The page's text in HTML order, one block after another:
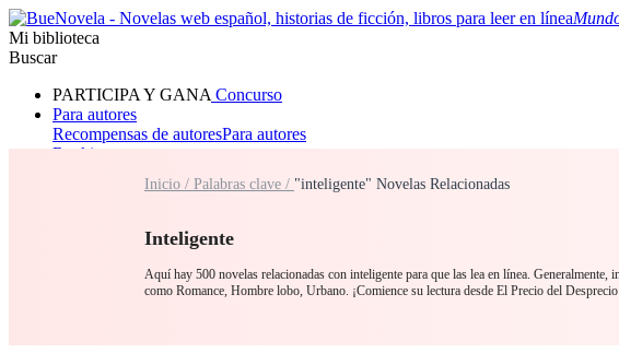
Mi biblioteca
Buscar
PARTICIPA Y GANA Concurso
Para autores
Recompensas de autoresPara autores
Ranking
RomanceHombre lobo
Inicio / Palabras clave / "inteligente" Novelas Relacionadas
Inteligente
Aquí hay 500 novelas relacionadas con inteligente para que las lea en línea.
como Romance, Hombre lobo, Urbano. ¡Comience su lectura desde El Precio del